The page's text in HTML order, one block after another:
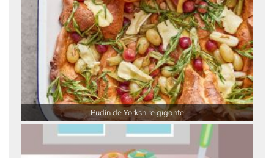
Pudín de Yorkshire gigante